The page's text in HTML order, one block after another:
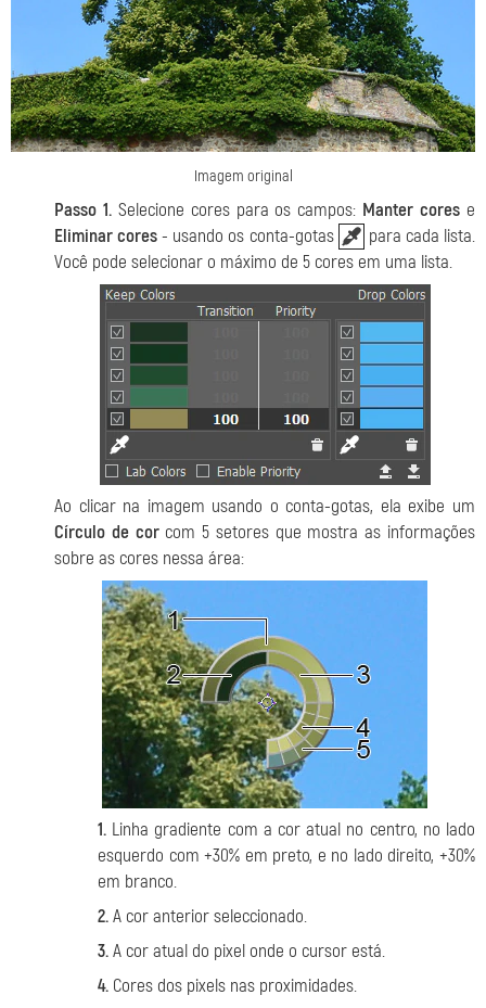
Imagem original
Passo 1.Selecione cores para os campos: Manter cores e
Eliminar cores- usando os conta-gotas
para cada lista.
Você pode selecionar o máximo de 5 cores em uma lista.
Ao clicar na imagem usando o conta-gotas, ela exibe um
Círculo de cor com 5 setores que mostra as informações
sobre as cores nessa área:
1. Linha gradiente com a cor atual no centro, no lado
esquerdo com +30% em preto, e no lado direito, +30%
em branco.
2.A cor anterior seleccionado.
3.A cor atual do pixel onde o cursor está.
4. Cores dos pixels nas proximidades.